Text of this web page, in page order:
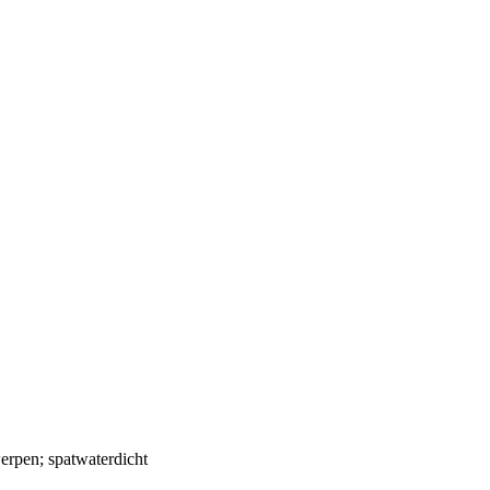
spatwaterdicht